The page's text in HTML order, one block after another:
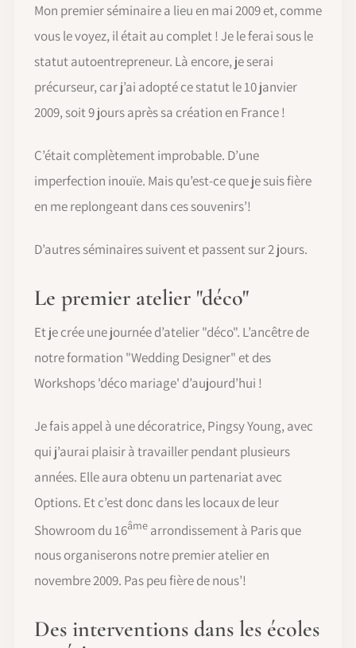
Mon premier séminaire a lieu en mai 2009 et, comme
vous le voyez, il était au complet ! Je le ferai sous le
statut autoentrepreneur. Là encore, je serai
précurseur, car j’ai adopté ce statut le 10 janvier
2009, soit 9 jours après sa création en France !
C’était complètement improbable. D’une
imperfection inouïe. Mais qu’est-ce que je suis fière
en me replongeant dans ces souvenirs’!
D’autres séminaires suivent et passent sur 2 jours.
Le premier atelier "déco"
Et je crée une journée d’atelier "déco". L’ancêtre de
notre formation "Wedding Designer" et des
Workshops 'déco mariage' d’aujourd’hui !
Je fais appel à une décoratrice, Pingsy Young, avec
qui j’aurai plaisir à travailler pendant plusieurs
années. Elle aura obtenu un partenariat avec
Options. Et c’est donc dans les locaux de leur
Showroom du 16âme arrondissement à Paris que
nous organiserons notre premier atelier en
novembre 2009. Pas peu fière de nous’!
Des interventions dans les écoles